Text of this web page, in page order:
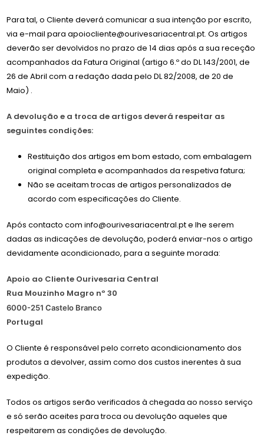
Para tal, o Cliente deverá comunicar a sua intenção por escrito,
via e-mail para apoiocliente@ourivesariacentral.pt. Os artigos
deverão ser devolvidos no prazo de 14 dias após a sua receção
acompanhados da Fatura Original (artigo 6.º do DL 143/2001, de
26 de Abril com a redação dada pelo DL 82/2008, de 20 de
Maio) .
A devolução e a troca de artigos deverá respeitar as
seguintes condições:
Restituição dos artigos em bom estado, com embalagem
original completa e acompanhados da respetiva fatura;
Não se aceitam trocas de artigos personalizados de
acordo com especificações do Cliente.
Após contacto com info@ourivesariacentral.pt e lhe serem
dadas as indicações de devolução, poderá enviar-nos o artigo
devidamente acondicionado, para a seguinte morada:
Apoio ao Cliente Ourivesaria Central
Rua Mouzinho Magro nº 30
6000-251 Castelo Branco
Portugal
O Cliente é responsável pelo correto acondicionamento dos
produtos a devolver, assim como dos custos inerentes à sua
expedição.
Todos os artigos serão verificados à chegada ao nosso serviço
e só serão aceites para troca ou devolução aqueles que
respeitarem as condições de devolução.